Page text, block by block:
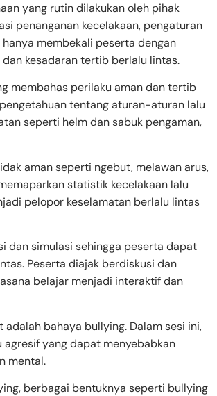
yang rutin dilakukan oleh pihak
penanganan kecelakaan, pengaturan
membekali peserta dengan
kesadaran tertib berlalu lintas.
membahas perilaku aman dan tertib
tentang aturan-aturan lalu
seperti helm dan sabuk pengaman,
aman seperti ngebut, melawan arus,
statistik kecelakaan lalu
pelopor keselamatan berlalu lintas
dan simulasi sehingga peserta dapat
Peserta diajak berdiskusi dan
belajar menjadi interaktif dan
bahaya bullying. Dalam sesi ini,
yang dapat menyebabkan
mental.
berbagai bentuknya seperti bullying